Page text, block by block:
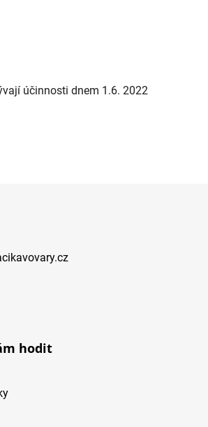
účinnosti dnem 1.6. 2022
hodit